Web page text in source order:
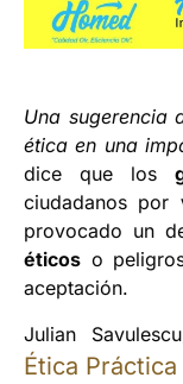
Una sugerencia de Julian Savulescu, un profesor de
ética en una
dice que los
ciudadanos por
provocado un
éticos o
aceptación.
Julian
Ética